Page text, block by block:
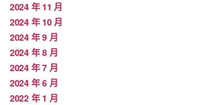
2024 年 11 月
2024 年 10 月
2024 年 9 月
2024 年 8 月
2024 年 7 月
2024 年 6 月
2022 年 1 月